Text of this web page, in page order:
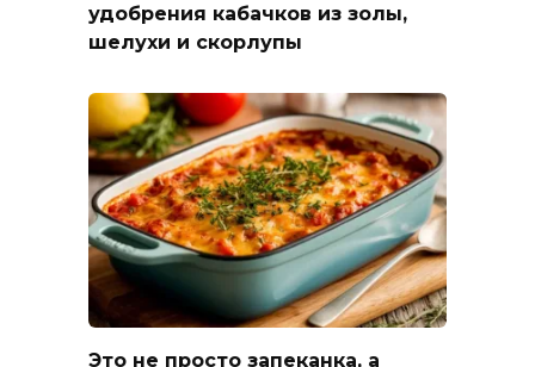
удобрения кабачков из золы,
шелухи и скорлупы
Это не просто запеканка, а